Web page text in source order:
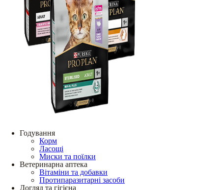
Годування
Корм
Ласощі
Миски та поїлки
Ветеринарна аптека
Вітаміни та добавки
Протипаразитарні засоби
Догляд та гігієна